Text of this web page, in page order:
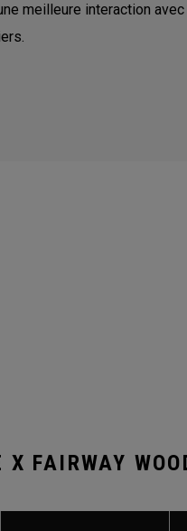
meilleure interaction
X FAIRWAY